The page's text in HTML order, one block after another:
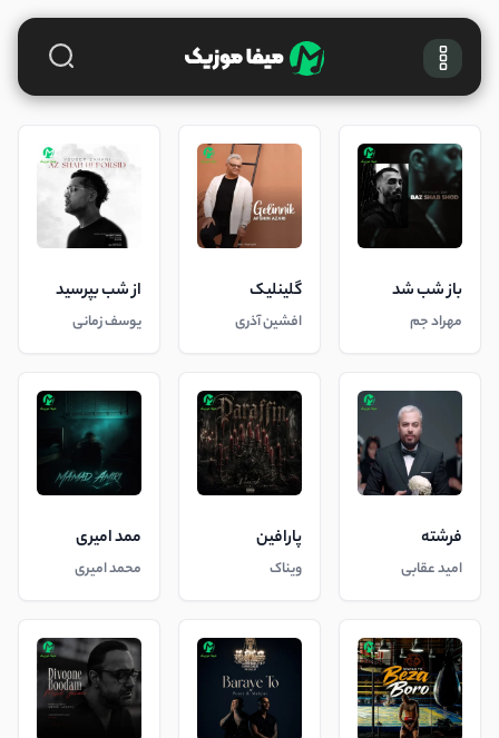
باز شب شد
مهراد جم
گلینلیک
افشین آذری
از شب بپرسید
یوسف زمانی
فرشته
امید عقابی
پارافین
ویناک
ممد امیری
محمد امیری